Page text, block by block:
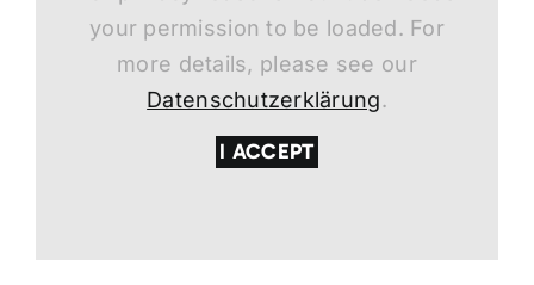
your permission to be loaded. For
more details, please see our
Datenschutzerklärung.
I ACCEPT